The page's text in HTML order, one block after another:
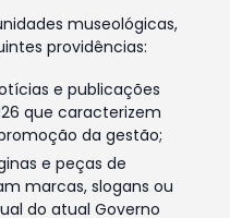
museológicas,
providências:
e publicações
que caracterizem
da gestão;
e peças de
marcas, slogans ou
do atual Governo